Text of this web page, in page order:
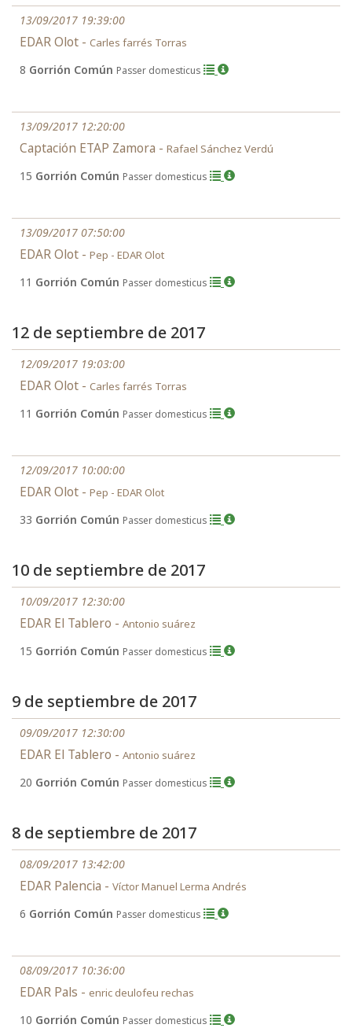
13/09/2017 19:39:00
EDAR Olot - Carles farrés Torras
8 Gorrión Común Passer domesticus
13/09/2017 12:20:00
Captación ETAP Zamora - Rafael Sánchez Verdú
15 Gorrión Común Passer domesticus
13/09/2017 07:50:00
EDAR Olot - Pep - EDAR Olot
11 Gorrión Común Passer domesticus
12 de septiembre de 2017
12/09/2017 19:03:00
EDAR Olot - Carles farrés Torras
11 Gorrión Común Passer domesticus
12/09/2017 10:00:00
EDAR Olot - Pep - EDAR Olot
33 Gorrión Común Passer domesticus
10 de septiembre de 2017
10/09/2017 12:30:00
EDAR El Tablero - Antonio suárez
15 Gorrión Común Passer domesticus
9 de septiembre de 2017
09/09/2017 12:30:00
EDAR El Tablero - Antonio suárez
20 Gorrión Común Passer domesticus
8 de septiembre de 2017
08/09/2017 13:42:00
EDAR Palencia - Víctor Manuel Lerma Andrés
6 Gorrión Común Passer domesticus
08/09/2017 10:36:00
EDAR Pals - enric deulofeu rechas
10 Gorrión Común Passer domesticus